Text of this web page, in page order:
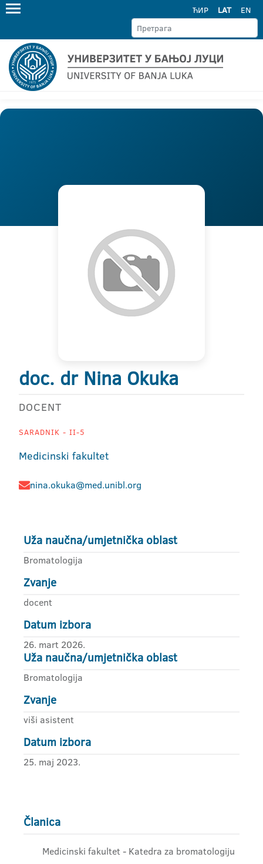
ЋИР LAT EN
doc. dr Nina Okuka
DOCENT
SARADNIK - II-5
Medicinski fakultet
nina.okuka@med.unibl.org
Uža naučna/umjetnička oblast
Bromatologija
Zvanje
docent
Datum izbora
26. mart 2026.
Uža naučna/umjetnička oblast
Bromatologija
Zvanje
viši asistent
Datum izbora
25. maj 2023.
Članica
Medicinski fakultet - Katedra za bromatologiju